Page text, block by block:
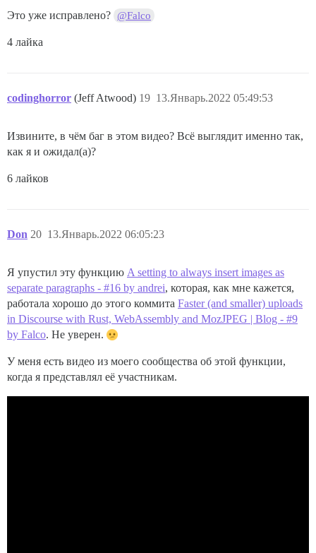
Это уже исправлено? @Falco
4 лайка
codinghorror (Jeff Atwood) 13.Январь.2022 05:49:53
19
Извините, в чём баг в этом видео? Всё выглядит именно так,
как я и ожидал(а)?
6 лайков
Don 13.Январь.2022 06:05:23
20
Я упустил эту функцию A setting to always insert images as
separate paragraphs - #16 by andrei, которая, как мне кажется,
работала хорошо до этого коммита Faster (and smaller) uploads
in Discourse with Rust, WebAssembly and MozJPEG | Blog - #9
by Falco. Не уверен.
У меня есть видео из моего сообщества об этой функции,
когда я представлял её участникам.